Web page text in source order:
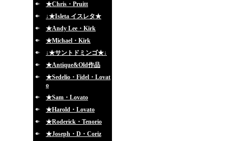
★Chris・Pruitt
↓★Isleta イスレタ★
★Andy Lee・Kirk
★Michael・Kirk
↓★サントドミンゴ★↓
★Antique&Old作品
★Sedelio・Fidel・Lovat
o
★Sam・Lovato
★Harold・Lovato
★Roderick・Tenorio
★Joseph・D・Coriz